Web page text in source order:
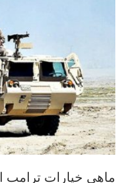
ماهي خيارات ترامب